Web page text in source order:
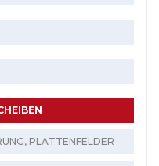
PLATTENFELDER